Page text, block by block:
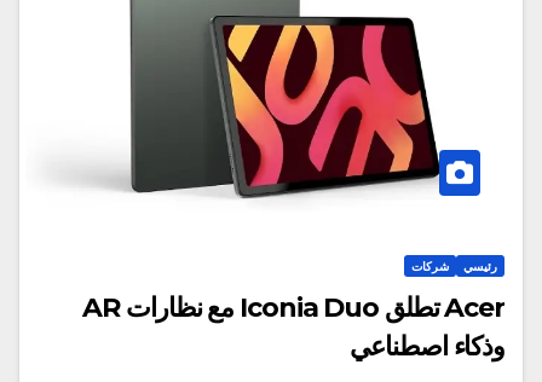
رئيسي شركات
Acer تطلق Iconia Duo مع نظارات AR
وذكاء اصطناعي